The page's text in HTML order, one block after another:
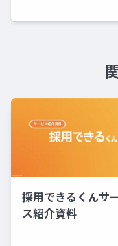
採用できるくんサ
ス紹介資料